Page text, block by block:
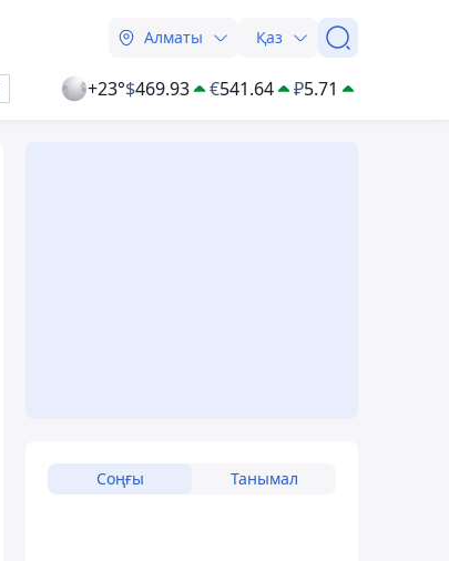
Алматы Қаз
+23°$469.93 €541.64 ₽5.71
Соңғы Танымал